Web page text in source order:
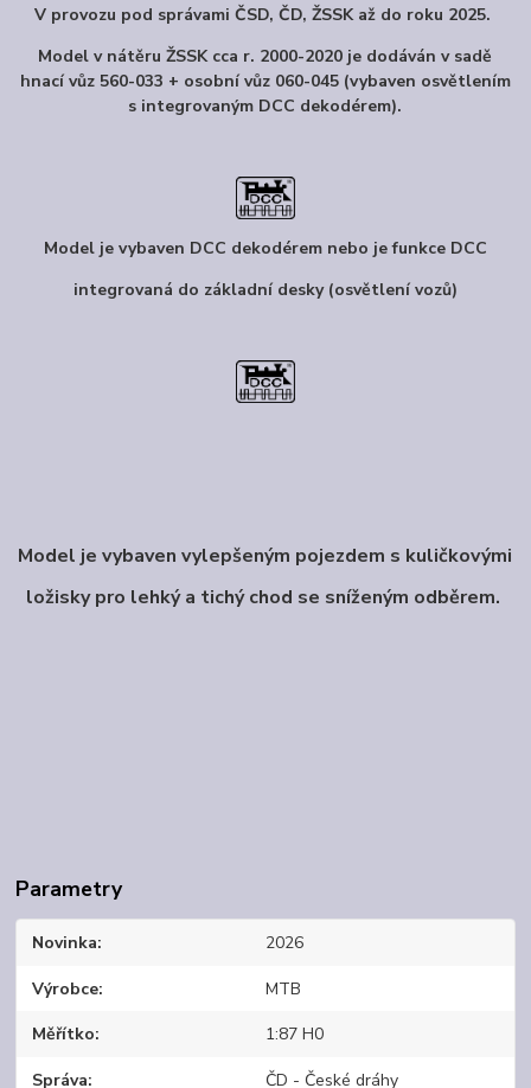
V provozu pod správami ČSD, ČD, ŽSSK až do roku 2025.
Model v nátěru ŽSSK cca r. 2000-2020 je dodáván v sadě
hnací vůz 560-033 + osobní vůz 060-045 (vybaven osvětlením
s integrovaným DCC dekodérem).
Model je vybaven DCC dekodérem nebo je funkce DCC
integrovaná do základní desky (osvětlení vozů)
Model je vybaven vylepšeným pojezdem s kuličkovými
ložisky pro lehký a tichý chod se sníženým odběrem.
Parametry
Novinka 2026
Výrobce MTB
Měřítko 1:87 H0
Správa ČD - České dráhy